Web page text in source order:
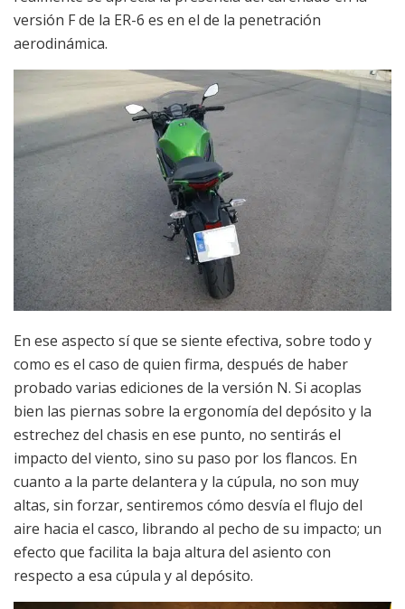
versión F de la ER-6 es en el de la penetración
aerodinámica.
En ese aspecto sí que se siente efectiva, sobre todo y
como es el caso de quien firma, después de haber
probado varias ediciones de la versión N. Si acoplas
bien las piernas sobre la ergonomía del depósito y la
estrechez del chasis en ese punto, no sentirás el
impacto del viento, sino su paso por los flancos. En
cuanto a la parte delantera y la cúpula, no son muy
altas, sin forzar, sentiremos cómo desvía el flujo del
aire hacia el casco, librando al pecho de su impacto; un
efecto que facilita la baja altura del asiento con
respecto a esa cúpula y al depósito.